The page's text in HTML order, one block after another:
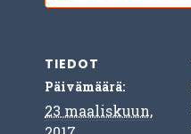
TIEDOT
Päivämäärä:
23 maaliskuun,